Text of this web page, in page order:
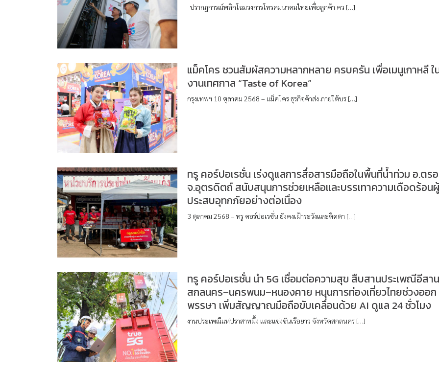
ปรากฏการณ์พลิกโฉมวงการโทรคมนาคมไทยเพื่อลูกค้า คว […]
แม็คโคร ชวนสัมผัสความหลากหลาย ครบครัน เพื่อเมนูเกาหลี ใ
งานเทศกาล “Taste of Korea”
กรุงเทพฯ 10 ตุลาคม 2568 – แม็คโคร ธุรกิจค้าส่ง ภายใต้บร […]
ทรู คอร์ปอเรชั่น เร่งดูแลการสื่อสารมือถือในพื้นที่น้ำท่วม อ.ตร
จ.อุตรดิตถ์ สนับสนุนการช่วยเหลือและบรรเทาความเดือดร้อนผู้
ประสบอุทกภัยอย่างต่อเนื่อง
3 ตุลาคม 2568 – ทรู คอร์ปอเรชั่น ยังคงเฝ้าระวังและติดตา […]
ทรู คอร์ปอเรชั่น นำ 5G เชื่อมต่อความสุข สืบสานประเพณีอีสาน
สกลนคร–นครพนม–หนองคาย หนุนการท่องเที่ยวไทยช่วงออก
พรรษา เพิ่มสัญญาณมือถือขับเคลื่อนด้วย AI ดูแล 24 ชั่วโมง
งานประเพณีแห่ปราสาทผึ้ง และแข่งขันเรือยาว จังหวัดสกลนคร […]